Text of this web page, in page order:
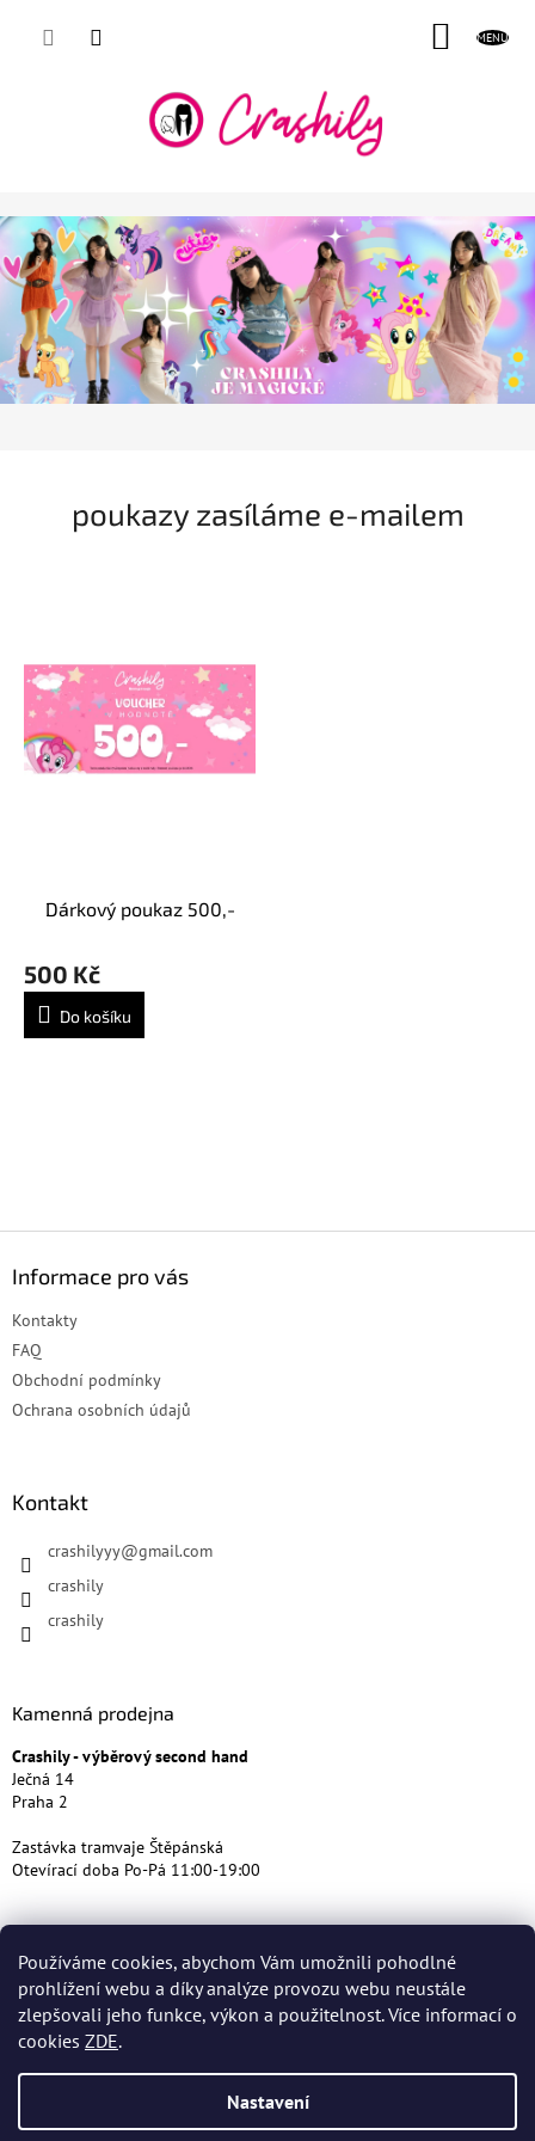
Používáme cookies, abychom Vám umožnili pohodlné
prohlížení webu a díky analýze provozu webu neustále
zlepšovali jeho funkce, výkon a použitelnost. Více informací o
cookies ZDE.
Nastavení
poukazy zasíláme e-mailem
Dárkový poukaz 500,-
500 Kč
Do košíku
Informace pro vás
Kontakty
FAQ
Obchodní podmínky
Ochrana osobních údajů
Kontakt
crashilyyy@gmail.com
crashily
crashily
Kamenná prodejna
Crashily - výběrový second hand
Ječná 14
Praha 2
Zastávka tramvaje Štěpánská
Otevírací doba Po-Pá 11:00-19:00
Vytvořil Shoptet